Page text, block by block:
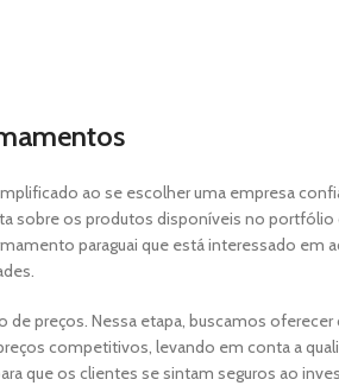
ao se escolher uma empresa
sobre os produtos disponíveis no portfólio
paraguai que está interessado em
preços. Nessa etapa, buscamos
competitivos, levando em conta a
que os clientes se sintam seguros ao